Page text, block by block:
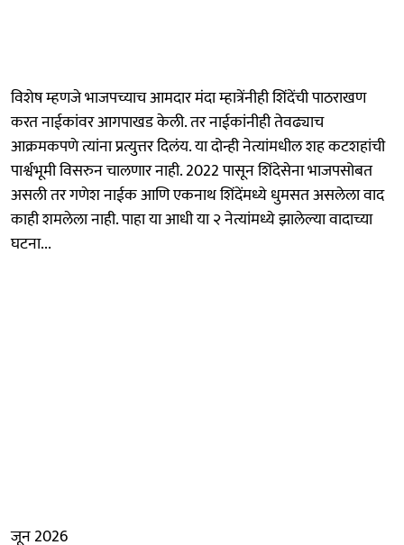
विशेष म्हणजे भाजपच्याच आमदार मंदा म्हात्रेंनीही शिंदेंची पाठराखण
करत नाईकांवर आगपाखड केली. तर नाईकांनीही तेवढ्याच
आक्रमकपणे त्यांना प्रत्युत्तर दिलंय. या दोन्ही नेत्यांमधील शह कटशहांची
पार्श्वभूमी विसरुन चालणार नाही. 2022 पासून शिंदेसेना भाजपसोबत
असली तर गणेश नाईक आणि एकनाथ शिंदेंमध्ये धुमसत असलेला वाद
काही शमलेला नाही. पाहा या आधी या २ नेत्यांमध्ये झालेल्या वादाच्या
घटना...
जून 2026